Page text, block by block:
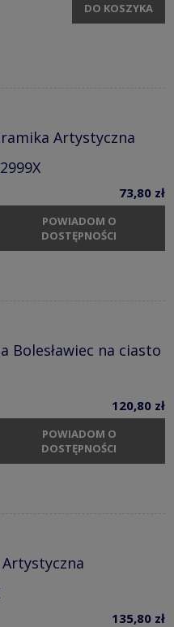
DO KOSZYKA
Artystyczna
73,80 zł
POWIADOM O
DOSTĘPNOŚCI
Bolesławiec na ciasto
120,80 zł
POWIADOM O
DOSTĘPNOŚCI
135,80 zł